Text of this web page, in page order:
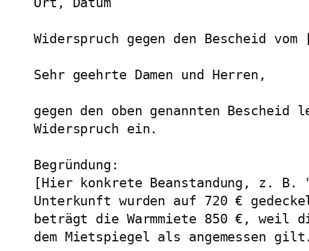
Widerspruch gegen den Bescheid
Sehr geehrte Damen und Herren,
gegen den oben genannten
Widerspruch ein.
Begründung:
[Hier konkrete Beanstandung, z. B.
Unterkunft wurden auf 720 €
beträgt die Warmmiete 850 €, weil
dem Mietspiegel als angemessen